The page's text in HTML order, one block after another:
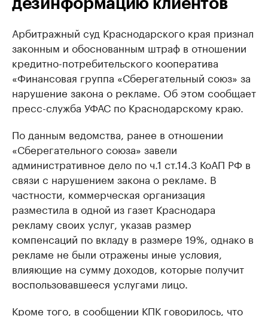
дезинформацию клиентов
Арбитражный суд Краснодарского края признал
законным и обоснованным штраф в отношении
кредитно-потребительского кооператива
«Финансовая группа «Сберегательный союз» за
нарушение закона о рекламе. Об этом сообщает
пресс-служба УФАС по Краснодарскому краю.
По данным ведомства, ранее в отношении
«Сберегательного союза» завели
административное дело по ч.1 ст.14.3 КоАП РФ в
связи с нарушением закона о рекламе. В
частности, коммерческая организация
разместила в одной из газет Краснодара
рекламу своих услуг, указав размер
компенсаций по вкладу в размере 19%, однако в
рекламе не были отражены иные условия,
влияющие на сумму доходов, которые получит
воспользовавшееся услугами лицо.
Кроме того, в сообщении КПК говорилось, что